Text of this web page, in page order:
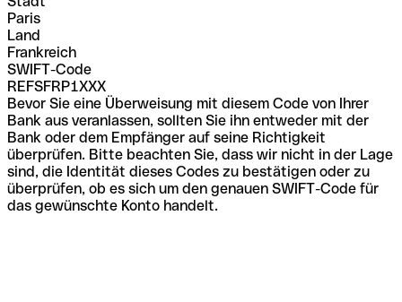
Paris
Land
Frankreich
SWIFT-Code
REFSFRP1XXX
Bevor Sie eine Überweisung mit diesem Code von Ihrer
Bank aus veranlassen, sollten Sie ihn entweder mit der
Bank oder dem Empfänger auf seine Richtigkeit
überprüfen. Bitte beachten Sie, dass wir nicht in der Lage
sind, die Identität dieses Codes zu bestätigen oder zu
überprüfen, ob es sich um den genauen SWIFT-Code für
das gewünschte Konto handelt.